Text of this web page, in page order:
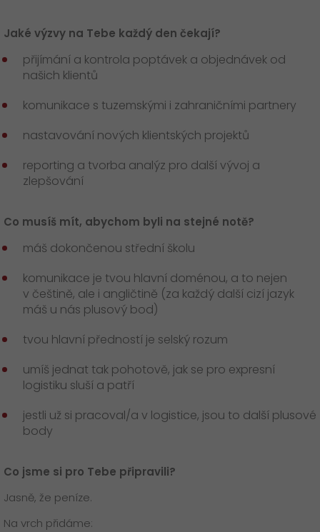
Jaké výzvy na Tebe každý den čekají?
přijímání a kontrola poptávek a objednávek od
našich klientů
komunikace s tuzemskými i zahraničními partnery
nastavování nových klientských projektů
reporting a tvorba analýz pro další vývoj a
zlepšování
Co musíš mít, abychom byli na stejné notě?
máš dokončenou střední školu
komunikace je tvou hlavní doménou, a to nejen
v češtině, ale i angličtině (za každý další cizí jazyk
máš u nás plusový bod)
tvou hlavní předností je selský rozum
umíš jednat tak pohotově, jak se pro expresní
logistiku sluší a patří
jestli už si pracoval/a v logistice, jsou to další plusové
body
Co jsme si pro Tebe připravili?
Jasně, že peníze.
Na vrch přidáme: